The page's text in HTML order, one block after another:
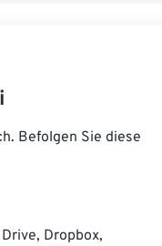
Befolgen Sie diese
Dropbox,